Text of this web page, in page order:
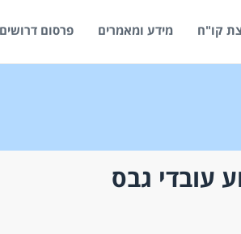
קו"ח מידע ומאמרים פרסום דרושים
עובדי גבס